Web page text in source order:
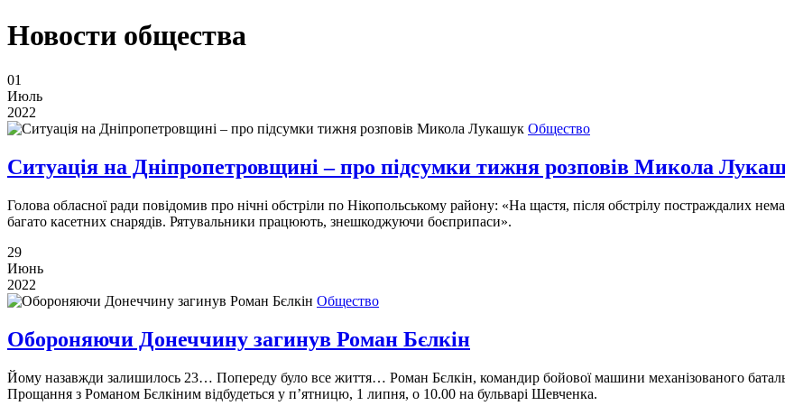
Новости общества
01
Июль
2022
Общество
Ситуація на Дніпропетровщині – про підсумки тижня розповів Микола
Голова обласної ради повідомив про нічні обстріли по Нікопольському району: «На щастя, після обстрілу постраждалих
багато касетних снарядів. Рятувальники працюють, знешкоджуючи боєприпаси».
29
Июнь
2022
Общество
Обороняючи Донеччину загинув Роман Бєлкін
Йому назавжди залишилось 23… Попереду було все життя… Роман Бєлкін, командир бойової машини механізованого
Прощання з Романом Бєлкіним відбудеться у п’ятницю, 1 липня, о 10.00 на бульварі Шевченка.